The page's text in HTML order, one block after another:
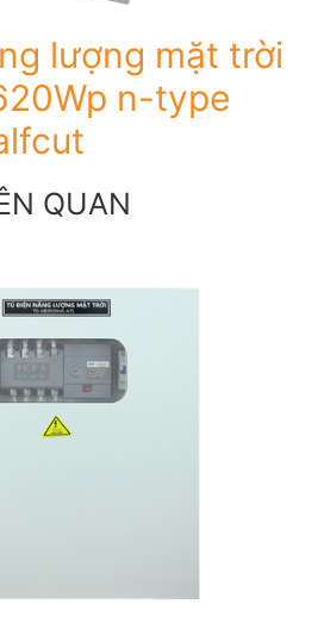
lượng mặt trời
n-type
QUAN